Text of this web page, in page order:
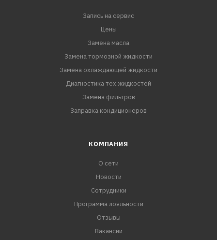
Запись на сервис
Цены
Замена масла
Замена тормозной жидкости
Замена охлаждающей жидкости
Диагностика тех.жидкостей
Замена фильтров
Заправка кондиционеров
КОМПАНИЯ
О сети
Новости
Сотрудники
Программа лояльности
Отзывы
Вакансии